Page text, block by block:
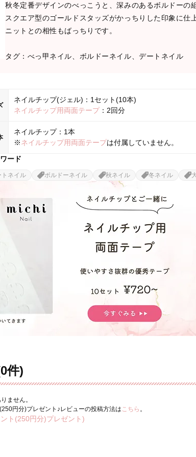
秋冬定番デザインのべっこうと、深みのあるボルドーの
スクエア型のゴールドスタッズがかっちりした印象に仕
ニットとの相性もばっちりです。
タグ：べっ甲ネイル、ボルドーネイル、デートネイル
ネイルチップ(ジェル)：1セット(10本)
ネイルチップ用両面テープ：2回分
ネイルチップ：1本
※ネイルチップ用両面テープは付属していません。
ード
トネイル ボルドーネイル 秋ネイル 冬ネイル
件)
ません。
円分)プレゼント♪レビューの投稿方法は こちら 。
ト(250円分)プレゼント)